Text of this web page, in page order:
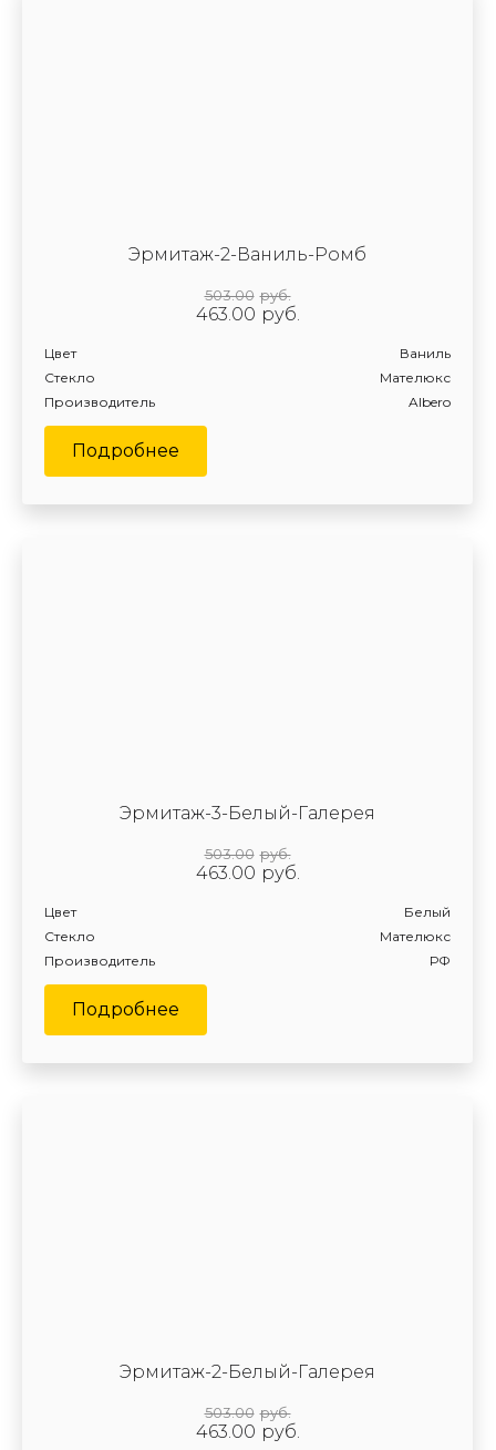
Эрмитаж-2-Ваниль-Ромб
руб.
503.00
руб.
463.00
Цвет Ваниль
Производитель Albero
Стекло Мателюкс
Подробнее
Эрмитаж-3-Белый-Галерея
руб.
503.00
руб.
463.00
Цвет Белый
Производитель РФ
Стекло Мателюкс
Подробнее
Эрмитаж-2-Белый-Галерея
руб.
503.00
руб.
463.00